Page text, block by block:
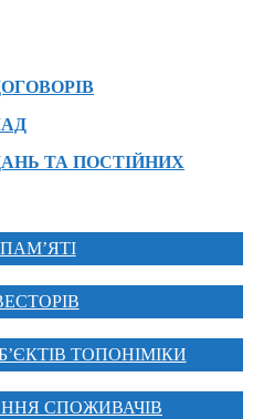
ТА ПОСТІЙНИХ
ТОПОНІМІКИ
СПОЖИВАЧІВ